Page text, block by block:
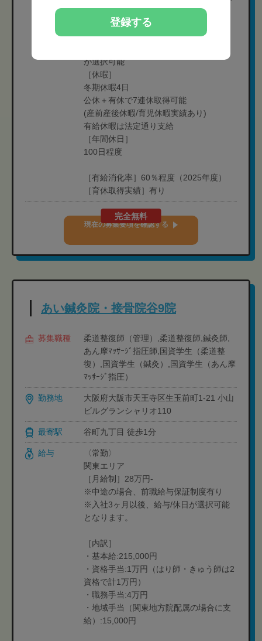
って異なる
・一部院
月8日休み(木曜日固定休み+他シフト制）
が選択可能
［休暇］
冬期休暇4日
公休＋有休で7連休取得可能
(産前産後休暇/育児休暇実績あり)
有給休暇は法定通り支給
［年間休日］
100日程度
［有給消化率］60％程度（2025年度）
［育休取得実績］有り
完全無料
現在の募集要項を確認する
あい鍼灸院・接骨院谷9院
募集職種
柔道整復師（管理）,柔道整復師,鍼灸師,
あん摩ﾏｯｻｰｼﾞ指圧師,国資学生（柔道整
復）,国資学生（鍼灸）,国資学生（あん摩
ﾏｯｻｰｼﾞ指圧）
勤務地
大阪府大阪市天王寺区生玉前町1-21 小山
ビルグランシャリオ110
最寄駅 谷町九丁目 徒歩1分
給与
〈常勤〉
関東エリア
［月給制］28万円-
※中途の場合、前職給与保証制度有り
※入社3ヶ月以後、給与/休日が選択可能
となります。
［内訳］
・基本給:215,000円
・資格手当:1万円（はり師・きゅう師は2
資格で計1万円）
・職務手当:4万円
・地域手当（関東地方院配属の場合に支
給）:15,000円
登録する